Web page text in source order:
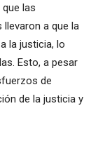
las
a que la
la justicia, lo
Esto, a pesar
de
de la justicia y